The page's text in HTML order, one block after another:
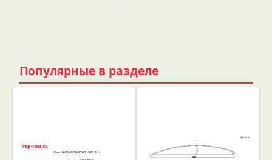
Популярные в разделе